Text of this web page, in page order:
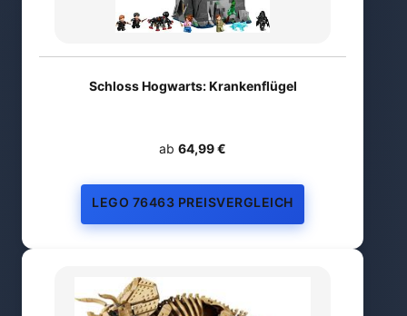
Schloss Hogwarts: Krankenflügel
ab 64,99 €
LEGO 76463 PREISVERGLEICH